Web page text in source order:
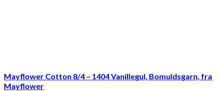
Mayflower Cotton 8/4 – 1404 Vanillegul, Bomuldsgarn, fra
Mayflower